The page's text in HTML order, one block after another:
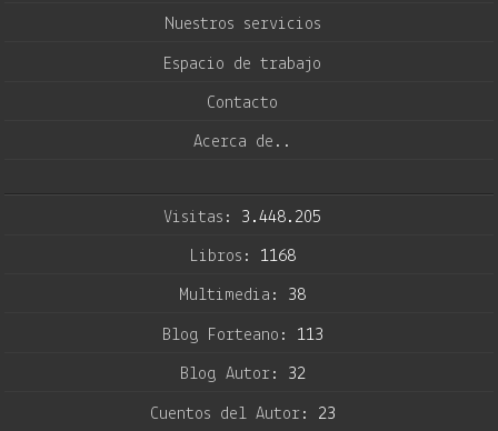
Nuestros servicios
Espacio de trabajo
Contacto
Acerca de..
Visitas: 3.448.205
Libros: 1168
Multimedia: 38
Blog Forteano: 113
Blog Autor: 32
Cuentos del Autor: 23